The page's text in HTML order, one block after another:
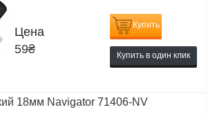
Цена
59₴
Купить
Купить в один клик
18мм Navigator 71406-NV